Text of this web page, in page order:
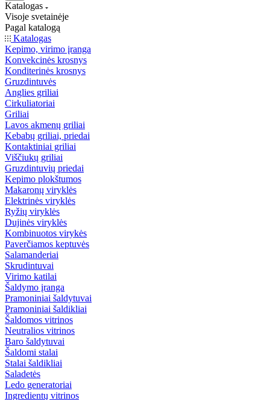
Katalogas
Visoje svetainėje
Pagal katalogą
Katalogas
Kepimo, virimo įranga
Konvekcinės krosnys
Konditerinės krosnys
Gruzdintuvės
Anglies griliai
Cirkuliatoriai
Griliai
Lavos akmenų griliai
Kebabų griliai, priedai
Kontaktiniai griliai
Viščiukų griliai
Gruzdintuvių priedai
Kepimo plokštumos
Makaronų viryklės
Elektrinės viryklės
Ryžių viryklės
Dujinės viryklės
Kombinuotos virykės
Paverčiamos keptuvės
Salamanderiai
Skrudintuvai
Virimo katilai
Šaldymo įranga
Pramoniniai šaldytuvai
Pramoniniai šaldikliai
Šaldomos vitrinos
Neutralios vitrinos
Baro šaldytuvai
Šaldomi stalai
Stalai šaldikliai
Saladetės
Ledo generatoriai
Ingredientų vitrinos